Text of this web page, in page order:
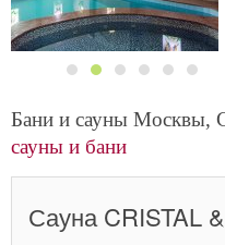
Бани и сауны Москвы,
сауны и бани
Сауна CRISTAL